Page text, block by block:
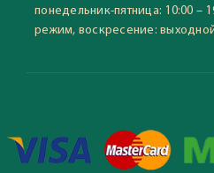
понедельник-пятница: 10:00 –
режим, воскресение: